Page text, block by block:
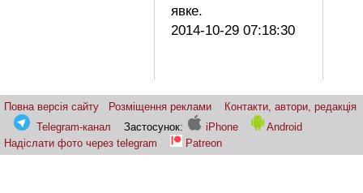
явке.
2014-10-29 07:18:30
Повна версія сайту Розміщення реклами
Контакти, автори, редакція
Telegram-канал
Застосунок: iPhone
Android
Надіслати фото через telegram
Patreon